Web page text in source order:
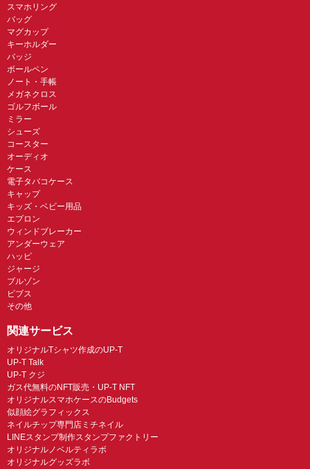
スマホリング
バッグ
マグカップ
キーホルダー
バッジ
ボールペン
ノート・手帳
メガネクロス
ゴルフボール
ミラー
シューズ
コースター
オーディオ
ケース
電子タバコケース
キャップ
キッズ・ベビー用品
エプロン
ウィンドブレーカー
アンダーウェア
ハッピ
ジャージ
ブルゾン
ビブス
その他
関連サービス
オリジナルTシャツ作成のUP-T
UP-T Talk
UP-T クジ
ガス代無料のNFT販売・UP-T NFT
オリジナルスマホケースのBudgets
似顔絵グラフィックス
ネイルチップ専門店ミチネイル
LINEスタンプ制作スタンプファクトリー
オリジナルノベルティラボ
オリジナルグッズラボ